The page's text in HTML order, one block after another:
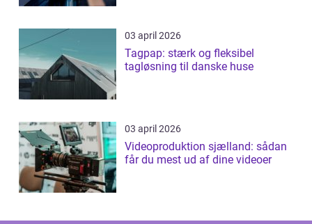
03 april 2026
Tagpap: stærk og fleksibel
tagløsning til danske huse
03 april 2026
Videoproduktion sjælland: sådan
får du mest ud af dine videoer